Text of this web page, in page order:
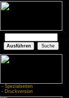
- Spezialseiten
- Druckversion